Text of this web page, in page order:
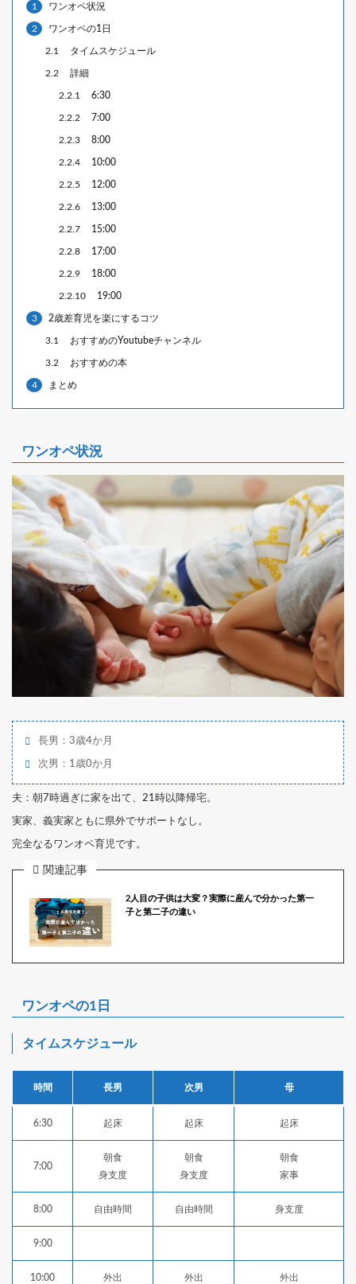
1 ワンオペ状況
2 ワンオペの1日
2.1 タイムスケジュール
2.2 詳細
2.2.1 6:30
2.2.2 7:00
2.2.3 8:00
2.2.4 10:00
2.2.5 12:00
2.2.6 13:00
2.2.7 15:00
2.2.8 17:00
2.2.9 18:00
2.2.10 19:00
3 2歳差育児を楽にするコツ
3.1 おすすめのYoutubeチャンネル
3.2 おすすめの本
4 まとめ
ワンオペ状況
長男：3歳4か月
次男：1歳0か月
夫：朝7時過ぎに家を出て、21時以降帰宅。
実家、義実家ともに県外でサポートなし。
完全なるワンオペ育児です。
関連記事
2人目の子供は大変？実際に産んで分かった第一
子と第二子の違い
ワンオペの1日
タイムスケジュール
時間 長男 次男 母
6:30 起床 起床 起床
7:00
朝食
身支度
朝食
身支度
朝食
家事
8:00 自由時間 自由時間 身支度
9:00
10:00 外出 外出 外出